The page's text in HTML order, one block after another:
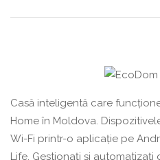
Casă inteligentă care
Home în Moldova.
Wi-Fi printr-o aplicație pe
Life. Gestionați și